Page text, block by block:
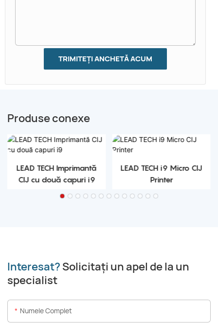
TRIMITEȚI ANCHETĂ ACUM
Produse conexe
LEAD TECH Imprimantă
CIJ cu două capuri i9
LEAD TECH i9 Micro CIJ
Printer
Interesat? Solicitați un apel de la un
specialist
Numele Complet